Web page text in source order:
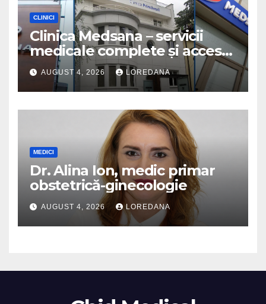
CLINICI
Clinica Medsana – servicii
medicale complete și acces
la specialiști cu experiență
AUGUST 4, 2026 LOREDANA
MEDICI
Dr. Alina Ion, medic primar
obstetrică-ginecologie
AUGUST 4, 2026 LOREDANA